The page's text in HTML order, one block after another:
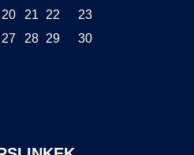
20 21 22
23
27 28 29
30